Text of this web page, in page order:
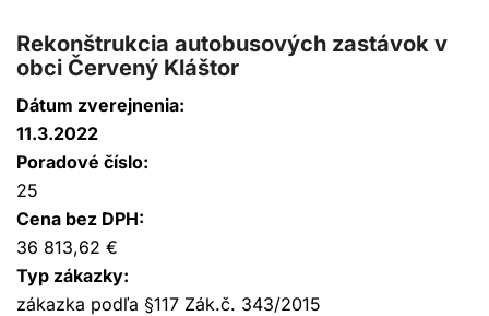
Rekonštrukcia autobusových zastávok v
obci Červený Kláštor
Dátum zverejnenia:
11.3.2022
Poradové číslo:
25
Cena bez DPH:
36 813,62 €
Typ zákazky:
zákazka podľa §117 Zák.č. 343/2015